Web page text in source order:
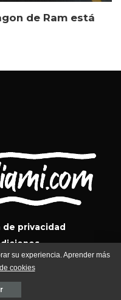
de Ram está
de privacidad
2024
su experiencia. Aprender más
cookies